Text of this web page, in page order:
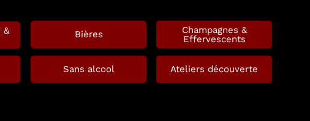
Bières
Champagnes &
Effervescents
&
Ateliers découverte
Sans alcool